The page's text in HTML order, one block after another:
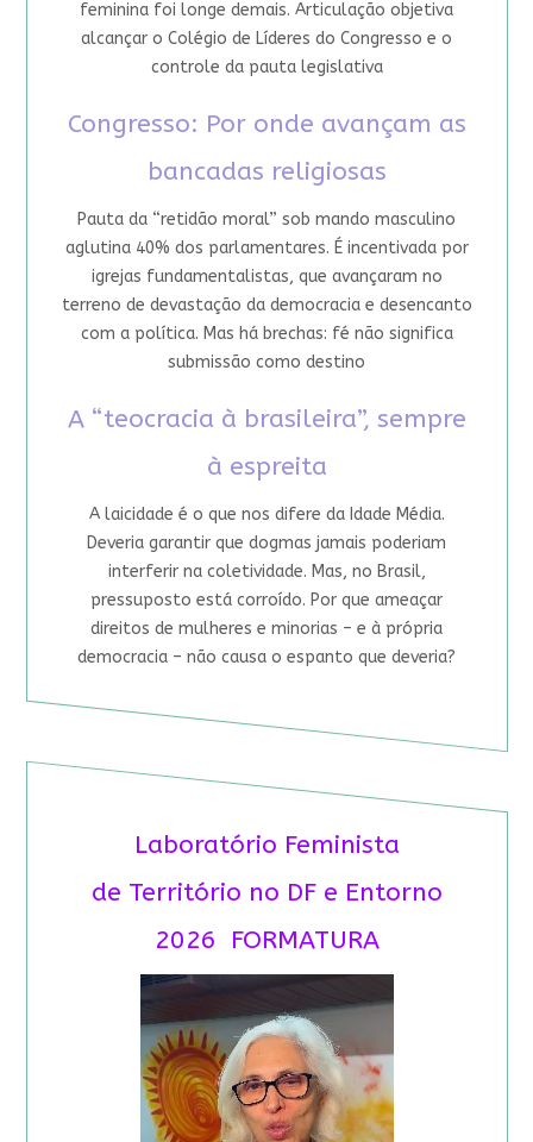
feminina foi longe demais. Articulação objetiva
alcançar o Colégio de Líderes do Congresso e o
controle da pauta legislativa
Congresso: Por onde avançam as
bancadas religiosas
Pauta da “retidão moral” sob mando masculino
aglutina 40% dos parlamentares. É incentivada por
igrejas fundamentalistas, que avançaram no
terreno de devastação da democracia e desencanto
com a política. Mas há brechas: fé não significa
submissão como destino
A “teocracia à brasileira”, sempre
à espreita
A laicidade é o que nos difere da Idade Média.
Deveria garantir que dogmas jamais poderiam
interferir na coletividade. Mas, no Brasil,
pressuposto está corroído. Por que ameaçar
direitos de mulheres e minorias – e à própria
democracia – não causa o espanto que deveria?
Laboratório Feminista
de Território no DF e Entorno
2026 FORMATURA